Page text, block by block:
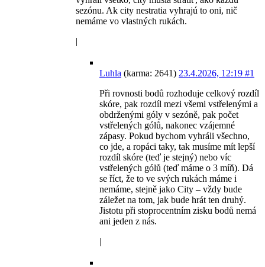
sezónu. Ak city nestratia vyhrajú to oni, nič
nemáme vo vlastných rukách.
|
Luhla (karma: 2641) 23.4.2026, 12:19 #1
Při rovnosti bodů rozhoduje celkový rozdíl
skóre, pak rozdíl mezi všemi vstřelenými a
obdrženými góly v sezóně, pak počet
vstřelených gólů, nakonec vzájemné
zápasy. Pokud bychom vyhráli všechno,
co jde, a ropáci taky, tak musíme mít lepší
rozdíl skóre (teď je stejný) nebo víc
vstřelených gólů (teď máme o 3 míň). Dá
se říct, že to ve svých rukách máme i
nemáme, stejně jako City – vždy bude
záležet na tom, jak bude hrát ten druhý.
Jistotu při stoprocentním zisku bodů nemá
ani jeden z nás.
|